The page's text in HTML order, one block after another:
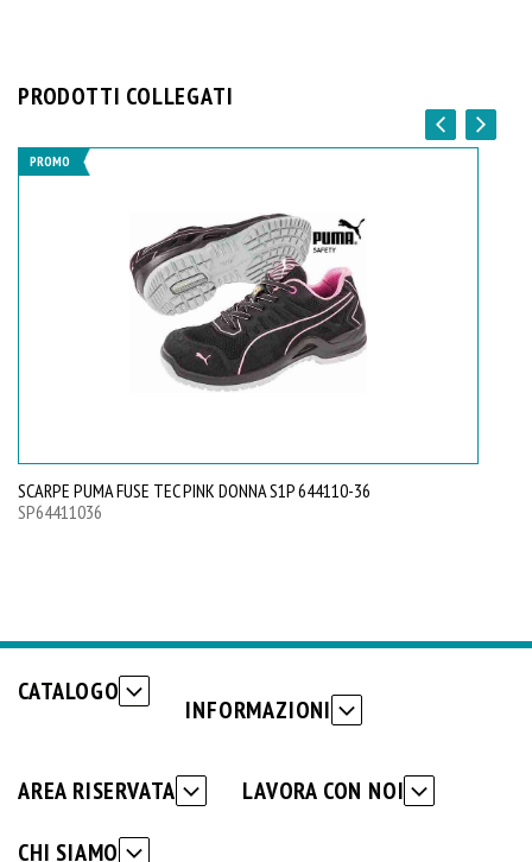
PRODOTTI COLLEGATI
PROMO
SCARPE PUMA FUSE TEC PINK DONNA S1P 644110-36
SP64411036
CHI SIAMO
CATALOGO
INFORMAZIONI
AREA RISERVATA LAVORA CON NOI